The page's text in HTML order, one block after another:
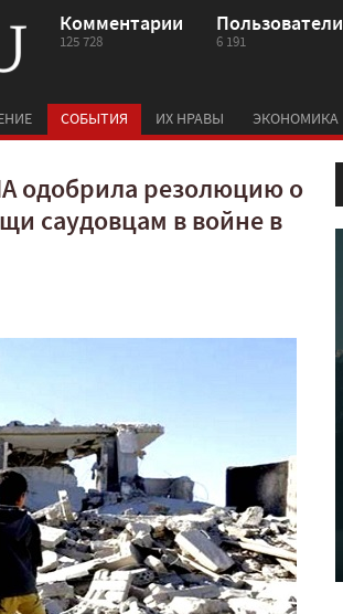
Комментарии
125 728
Пользователи
6 191
СОБЫТИЯ ИХ НРАВЫ ЭКОНОМИКА
одобрила резолюцию о
саудовцам в войне в